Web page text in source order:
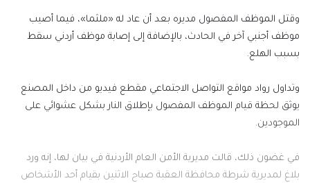
وقتل الموظف المفصول مديره بعد أن عاد له «ملثما»، فيما أصيب
موظف أجنبي آخر في الحادث، بالإضافة إلى إصابة موظف أردني سقط
بسبب الهلع.
وتداول رواد مواقع التواصل الاجتماعي مقطع فيديو من داخل المصنع
يوثق لحظة قيام الموظف المفصول بإطلاق النار بشكل عشوائي على
الموجودين.
في غضون ذلك، قالت مديرية الأمن العام الأردنية في بيان لها، إنه ورد
بلاغ لمديرية شرطة محافظة العقبة صباح الاثنين بقيام أحد الأشخاص